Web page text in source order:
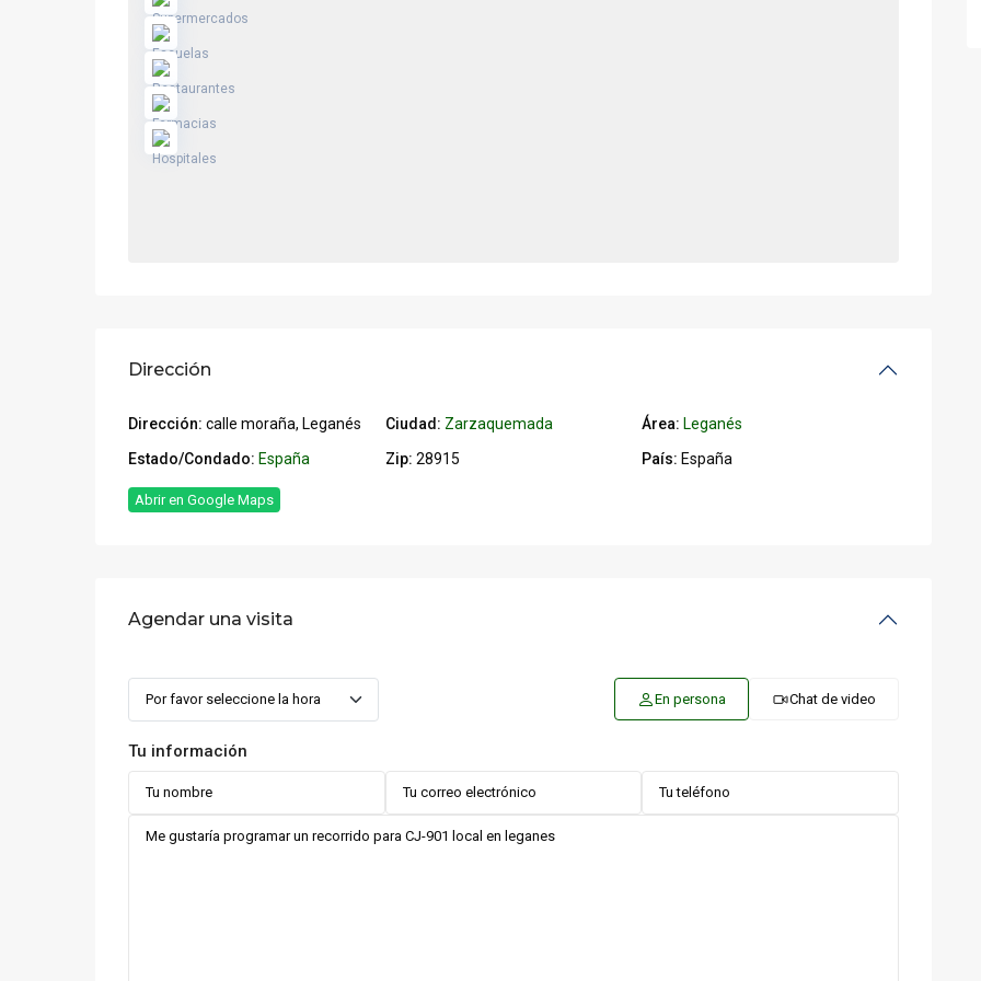
Dirección
Dirección: calle moraña, Leganés Ciudad: Zarzaquemada Área: Leganés
Estado/Condado: España Zip: 28915 País: España
Abrir en Google Maps
Agendar una visita
En persona Chat de video
Tu información